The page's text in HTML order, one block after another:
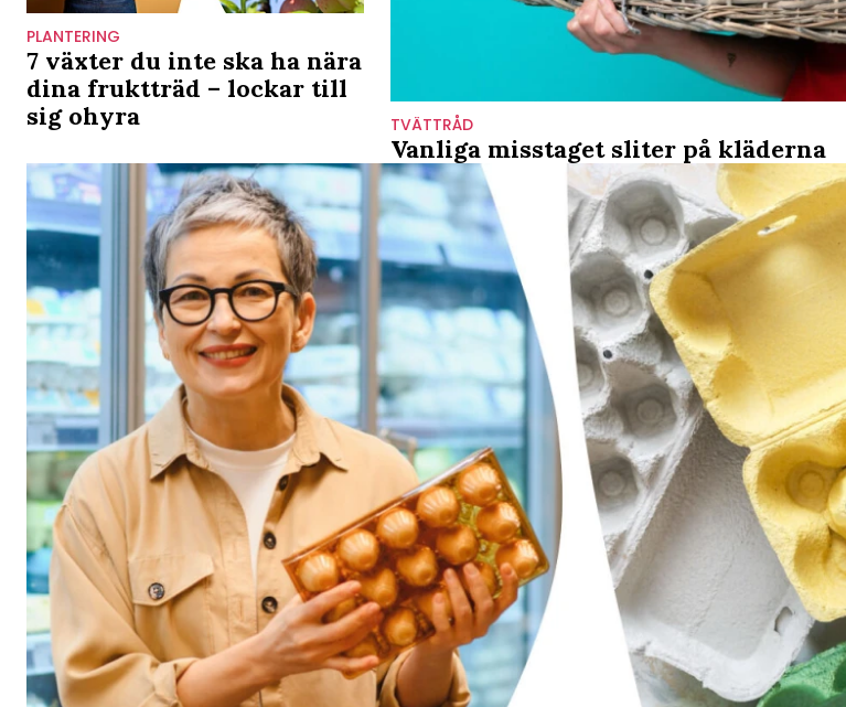
PLANTERING
7 växter du inte ska ha nära
dina fruktträd – lockar till
sig ohyra
TVÄTTRÅD
Vanliga misstaget sliter på kläderna